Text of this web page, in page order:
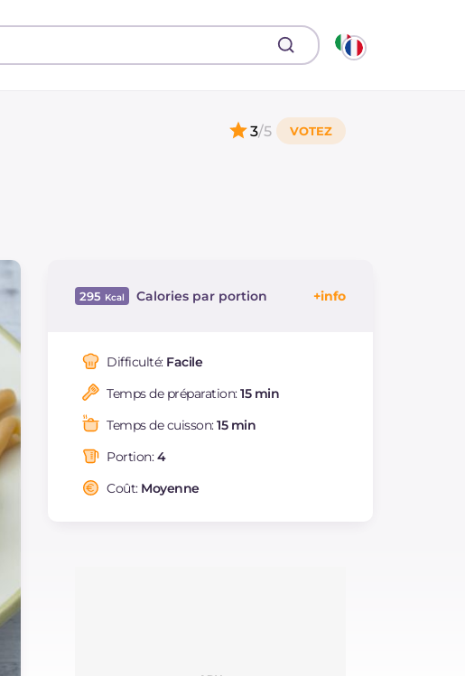
3/5
295 Calories par portion
Dont sucres
Protéine g
Graisses
saturés
Fibre
Sodium
Difficulté: Facile
Temps de préparation:15 min
Temps de cuisson:15 min
Portion:4
Coût: Moyenne